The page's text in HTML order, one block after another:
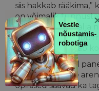
siis hakkab rääkima,”
on võimalik
sageli tuuakse välja
hoolimist. “See loob
kultuuri,” rõhutab
Väärtuste kõrval
võtmepädevuse
õpilased saavad ka
Vestle
nõustamis-
robotiga